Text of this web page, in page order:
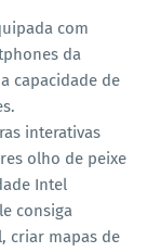
com
da
capacidade de
interativas
olho de peixe
Intel
consiga
criar mapas de